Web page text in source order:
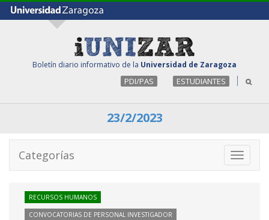
Boletín diario informativo de la Universidad de Zaragoza
PDI/PAS ESTUDIANTES
23/2/2023
Toggle
Categorías
RECURSOS HUMANOS
CONVOCATORIAS DE PERSONAL INVESTIGADOR